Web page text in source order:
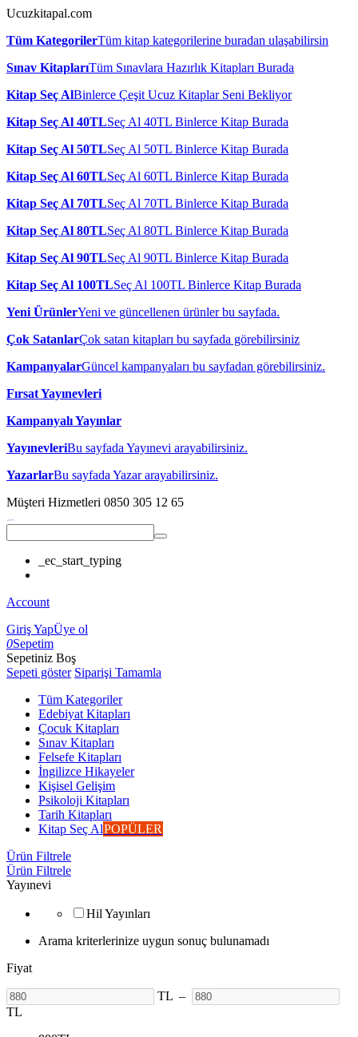
Ucuzkitapal.com
Tüm KategorilerTüm kitap kategorilerine buradan ulaşabilirsin
Sınav KitaplarıTüm Sınavlara Hazırlık Kitapları Burada
Kitap Seç AlBinlerce Çeşit Ucuz Kitaplar Seni Bekliyor
Kitap Seç Al 40TLSeç Al 40TL Binlerce Kitap Burada
Kitap Seç Al 50TLSeç Al 50TL Binlerce Kitap Burada
Kitap Seç Al 60TLSeç Al 60TL Binlerce Kitap Burada
Kitap Seç Al 70TLSeç Al 70TL Binlerce Kitap Burada
Kitap Seç Al 80TLSeç Al 80TL Binlerce Kitap Burada
Kitap Seç Al 90TLSeç Al 90TL Binlerce Kitap Burada
Kitap Seç Al 100TLSeç Al 100TL Binlerce Kitap Burada
Yeni ÜrünlerYeni ve güncellenen ürünler bu sayfada.
Çok SatanlarÇok satan kitapları bu sayfada görebilirsiniz
KampanyalarGüncel kampanyaları bu sayfadan görebilirsiniz.
Fırsat Yayınevleri
Kampanyalı Yayınlar
YayınevleriBu sayfada Yayınevi arayabilirsiniz.
YazarlarBu sayfada Yazar arayabilirsiniz.
Müşteri Hizmetleri 0850 305 12 65
_ec_start_typing
Account
Giriş YapÜye ol
0Sepetim
Sepetiniz Boş
Sepeti göster Siparişi Tamamla
Tüm Kategoriler
Edebiyat Kitapları
Çocuk Kitapları
Sınav Kitapları
Felsefe Kitapları
İngilizce Hikayeler
Kişisel Gelişim
Psikoloji Kitapları
Tarih Kitapları
Kitap Seç AlPOPÜLER
Ürün Filtrele
Ürün Filtrele
Yayınevi
Hil Yayınları
Arama kriterlerinize uygun sonuç bulunamadı
Fiyat
TL –
TL